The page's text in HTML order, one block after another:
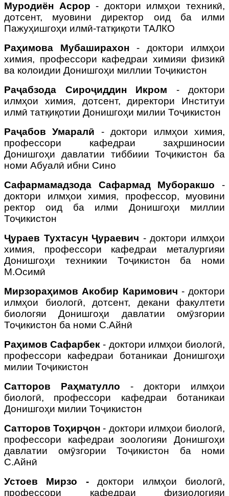
Муродиён Асрор- доктори илмҳои техникӣ,
дотсент, муовини директор оид ба илми
Пажуҳишгоҳи илмӣ-татқиқоти ТАЛКО
Раҳимова Мубаширахон - доктори илмҳои
химия, профессори кафедраи химияи физикӣ
ва колоидии Донишгоҳи миллии Тоҷикистон
Раҷабзода Сироҷиддин Икром - доктори
илмҳои химия, дотсент, директори Институи
илмӣ татқиқотии Донишгоҳи милии Тоҷикистон
Раҷабов Умаралӣ - доктори илмҳои химия,
профессори кафедраи заҳршиносии
Донишгоҳи давлатии тиббиии Тоҷикистон ба
номи Абуалӣ ибни Сино
Сафармамадзода Сафармад Муборакшо -
доктори илмҳои химия, профессор, муовини
ректор оид ба илми Донишгоҳи миллии
Тоҷикистон
Ҷураев Тухтасун Ҷураевич - доктори илмҳои
химия, профессори кафедраи металургияи
Донишгоҳи техникии Тоҷикистон ба номи
М.Осимӣ
Мирзораҳимов Акобир Каримович - доктори
илмҳои биологӣ, дотсент, декани факултети
биологяи Донишгоҳи давлатии омӯзгории
Тоҷикистон ба номи С.Айнӣ
Раҳимов Сафарбек- доктори илмҳои биологӣ,
профессори кафедраи ботаникаи Донишгоҳи
милии Тоҷикистон
Сатторов Раҳматулло - доктори илмҳои
биологӣ, профессори кафедраи ботаникаи
Донишгоҳи милии Тоҷикистон
Сатторов Тоҳирҷон - доктори илмҳои биологӣ,
профессори кафедраи зоологияи Донишгоҳи
давлатии омӯзгории Тоҷикистон ба номи
С.Айнӣ
Устоев Мирзо -доктори илмҳои биологӣ,
профессори кафедраи физиологияи